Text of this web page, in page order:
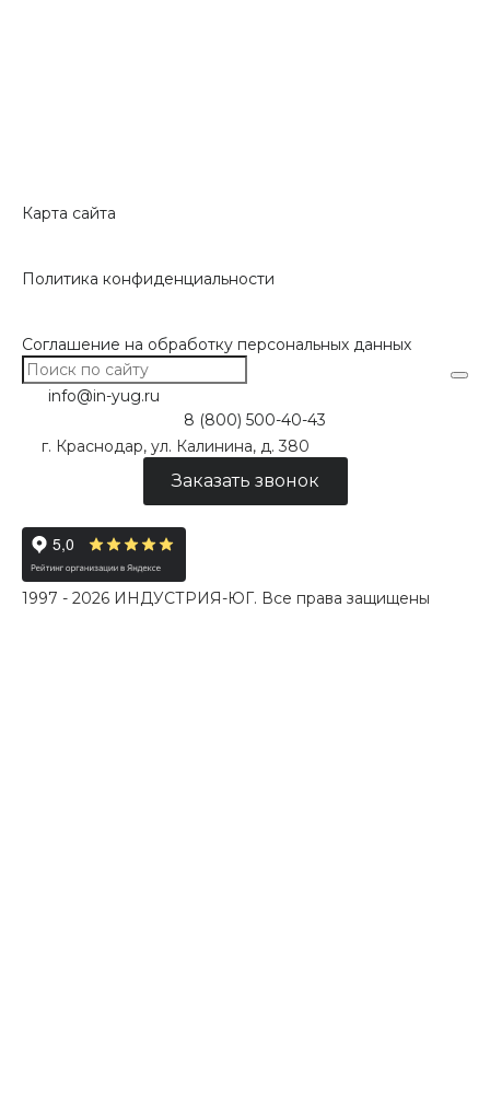
Карта сайта
Политика конфиденциальности
Соглашение на обработку персональных данных
info@in-yug.ru
8 (800) 500-40-43
г. Краснодар, ул. Калинина, д. 380
Заказать звонок
1997 - 2026 ИНДУСТРИЯ-ЮГ. Все права защищены